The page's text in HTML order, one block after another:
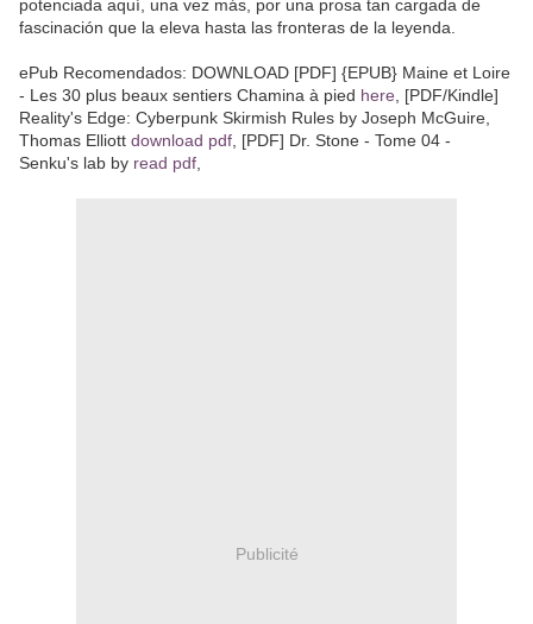
potenciada aquí, una vez más, por una prosa tan cargada de
fascinación que la eleva hasta las fronteras de la leyenda.
ePub Recomendados: DOWNLOAD [PDF] {EPUB} Maine et Loire
- Les 30 plus beaux sentiers Chamina à pied here , [PDF/Kindle]
Reality's Edge: Cyberpunk Skirmish Rules by Joseph McGuire,
Thomas Elliott download pdf , [PDF] Dr. Stone - Tome 04 -
Senku's lab by read pdf
Publicité